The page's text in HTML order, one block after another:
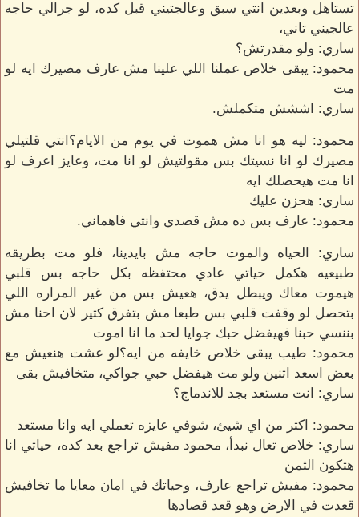
تستاهل وبعدين انتي سبق وعالجتيني قبل كده، لو جرالي حاجه
عالجيني تاني،
ساري: ولو مقدرتش؟
محمود: يبقى خلاص عملنا اللي علينا مش عارف مصيرك ايه لو
مت
ساري: اششش متكملش.
محمود: ليه هو انا مش هموت في يوم من الايام؟انتي قلتيلي
مصيرك لو انا نسيتك بس مقولتيش لو انا مت، وعايز اعرف لو
انا مت هيحصلك ايه
ساري: هحزن عليك
محمود: عارف بس ده مش قصدي وانتي فاهماني.
ساري: الحياه والموت حاجه مش بايدينا، فلو مت بطريقه
طبيعيه هكمل حياتي عادي محتفظه بكل حاجه بس قلبي
هيموت معاك ويبطل يدق، هعيش بس من غير المراره اللي
بتحصل لو وقفت قلبي بس طبعا مش بتفرق كتير لان احنا مش
بننسي حبنا فهيفضل حبك جوايا لحد ما انا اموت
محمود: طيب يبقى خلاص خايفه من ايه؟لو عشت هنعيش مع
بعض اسعد اتنين ولو مت هيفضل حبي جواكي، متخافيش بقى
ساري: انت مستعد بجد للاندماج؟
محمود: اكتر من اي شيئ، شوفي عايزه تعملي ايه وانا مستعد
ساري: خلاص تعال نبدأ، محمود مفيش تراجع بعد كده، حياتي انا
هتكون الثمن
محمود: مفيش تراجع عارف، وحياتك في امان معايا ما تخافيش
قعدت في الارض وهو قعد قصادها